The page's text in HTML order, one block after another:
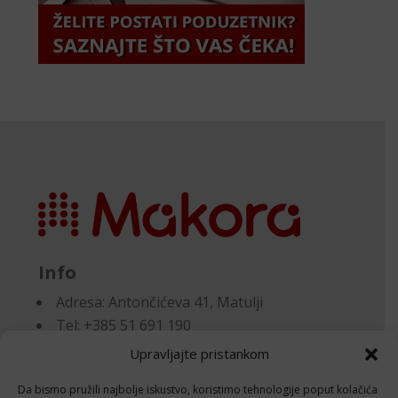
Upravljajte pristankom
Da bismo pružili najbolje iskustvo, koristimo tehnologije poput kolačića
Info
Adresa:Antončićeva 41, Matulji
Tel: +385 51 691 190
Email:knjigovodstvo@makora.hr